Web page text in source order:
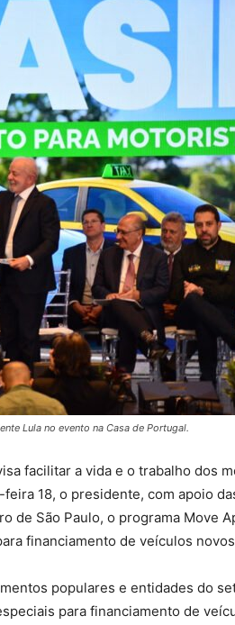
Lula no evento na Casa de Portugal.
facilitar a vida e o trabalho dos
18, o presidente, com apoio
de São Paulo, o programa Move
financiamento de veículos
populares e entidades do
para financiamento de